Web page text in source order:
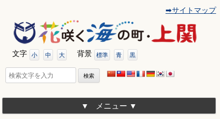
動
➡サイトマップ
文字 小 中 大 背景 標準 青 黒
検
索:
メニュー